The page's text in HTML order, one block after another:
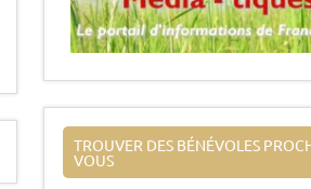
TROUVER DES BÉNÉVOLES
VOUS